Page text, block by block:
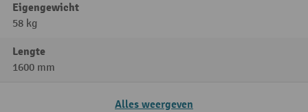
Eigengewicht
58 kg
Lengte
1600 mm
Alles weergeven